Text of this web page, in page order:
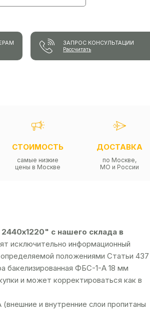
ЗАПРОС КОНСУЛЬТАЦИИ
Рассчитать
СТОИМОСТЬ
самые низкие
цены в Москве
ДОСТАВКА
по Москве,
МО и России
с нашего склада в
исключительно информационный
положениями Статьи 437
бакелизированная ФБС-1-А 18 мм
и может корректироваться как в
и внутренние слои пропитаны